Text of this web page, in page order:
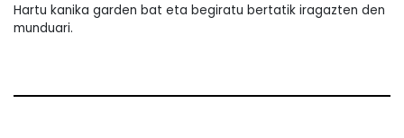
Hartu kanika garden bat eta begiratu bertatik iragazten den
munduari.